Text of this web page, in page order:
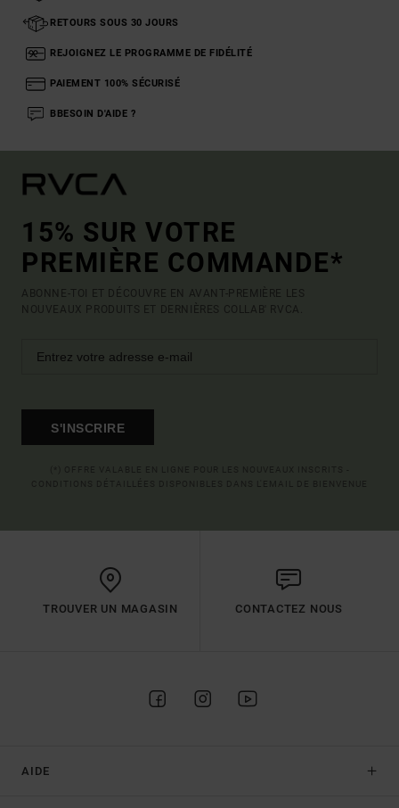
RETOURS SOUS 30 JOURS
REJOIGNEZ LE PROGRAMME DE FIDÉLITÉ
PAIEMENT 100% SÉCURISÉ
BBESOIN D'AIDE ?
15% SUR VOTRE
PREMIÈRE COMMANDE*
ABONNE-TOI ET DÉCOUVRE EN AVANT-PREMIÈRE LES
NOUVEAUX PRODUITS ET DERNIÈRES COLLAB' RVCA.
S'INSCRIRE
TROUVER UN MAGASIN CONTACTEZ NOUS
AIDE